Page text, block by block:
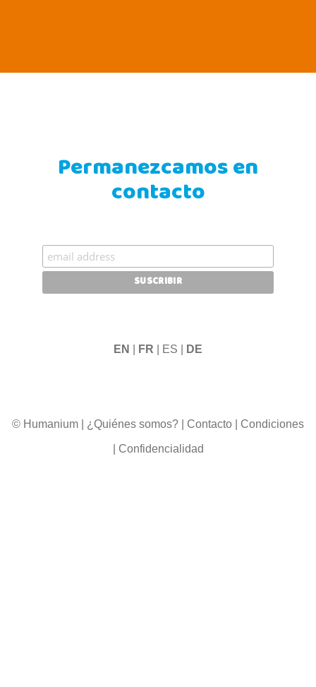
Permanezcamos en
contacto
EN FR | ES | DE
© Humanium ¿Quiénes somos? Contacto Condiciones
Confidencialidad